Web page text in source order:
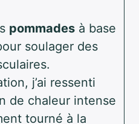
pommades à base
soulager des
j’ai ressenti
de chaleur intense
tourné à la